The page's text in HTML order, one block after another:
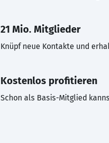
21 Mio. Mitglieder
Knüpf neue Kontakte und
Kostenlos profitieren
Schon als Basis-Mitglied